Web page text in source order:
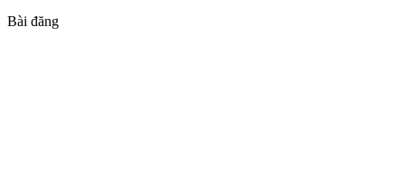
Bài đăng